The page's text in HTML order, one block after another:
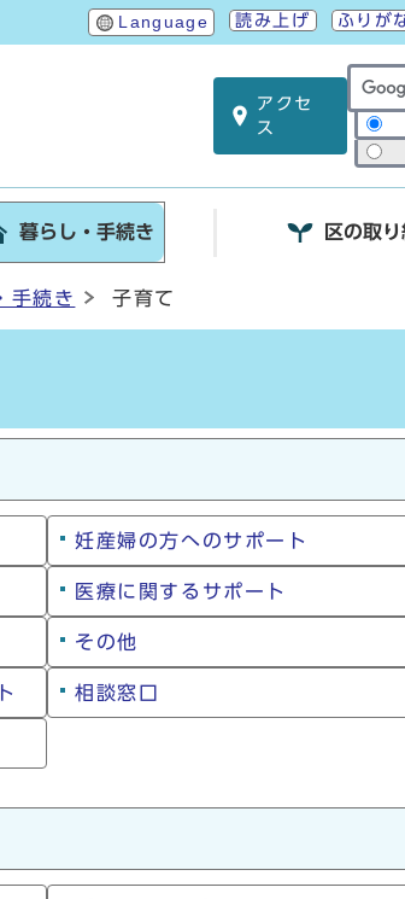
Language 読み上げ ふりが
アクセ
ス
サイ
暮らし・手続き 区の取
手続き 子育て
妊産婦の方へのサポート
医療に関するサポート
その他
相談窓口